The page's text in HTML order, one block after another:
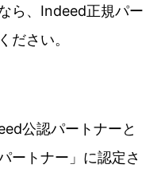
ら、Indeed正規パー
ださい。
公認パートナーと
ートナー」に認定さ